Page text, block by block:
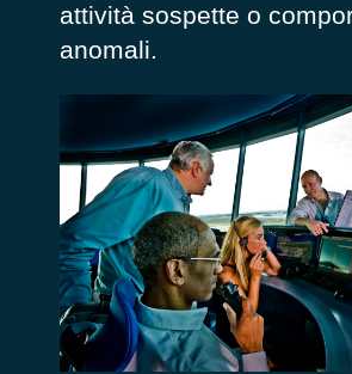
attività sospette o
anomali.